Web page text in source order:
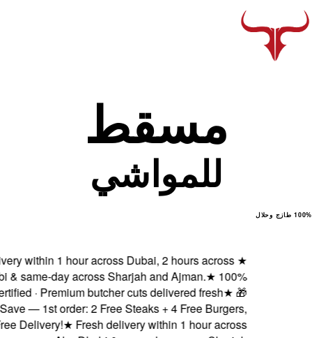
Fresh delivery within 1
Abu Dhabi & same-
Halal certified ·
Subscribe & Save — 1st
5% OFF & Free Delivery!